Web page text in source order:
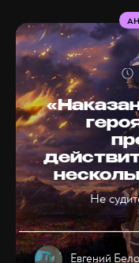
Не
Евгений